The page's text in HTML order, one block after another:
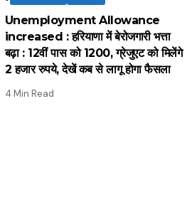
Unemployment Allowance
increased : हरियाणा में बेरोजगारी भत्ता
बढ़ा : 12वीं पास को 1200, ग्रेजुएट को मिलेंगे
2 हजार रुपये, देखें कब से लागू होगा फैसला
4 Min Read